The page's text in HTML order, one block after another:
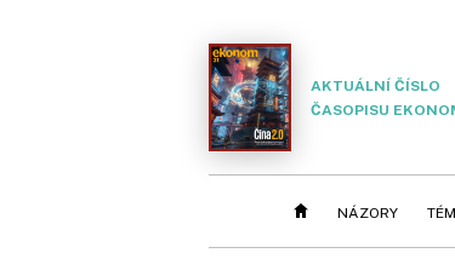
AKTUÁLNÍ ČÍSLO
ČASOPISU
NÁZORY